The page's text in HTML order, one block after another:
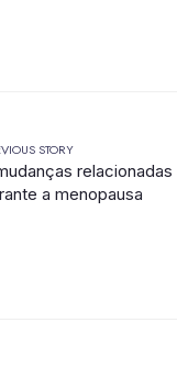
STORY
a menopausa